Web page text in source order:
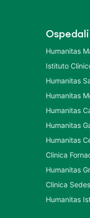
Humanitas
Istituto
Humanitas
Humanitas
Humanitas
Humanitas
Humanitas
Clinica
Humanitas
Clinica
Humanitas